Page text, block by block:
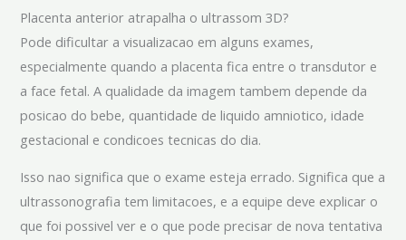
Placenta anterior atrapalha o ultrassom 3D?
Pode dificultar a visualizacao em alguns exames,
especialmente quando a placenta fica entre o transdutor e
a face fetal. A qualidade da imagem tambem depende da
posicao do bebe, quantidade de liquido amniotico, idade
gestacional e condicoes tecnicas do dia.
Isso nao significa que o exame esteja errado. Significa que a
ultrassonografia tem limitacoes, e a equipe deve explicar o
que foi possivel ver e o que pode precisar de nova tentativa